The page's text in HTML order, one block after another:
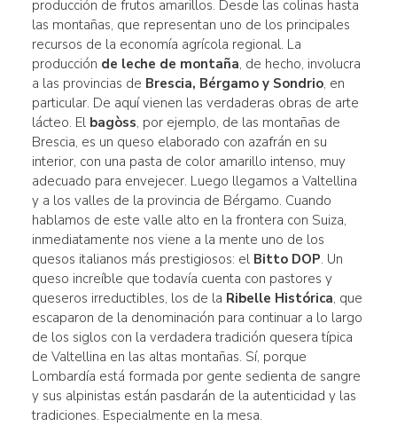
producción de frutos amarillos. Desde las colinas hasta
las montañas, que representan uno de los principales
recursos de la economía agrícola regional. La
producción de leche de montaña, de hecho, involucra
a las provincias de Brescia, Bérgamo y Sondrio, en
particular. De aquí vienen las verdaderas obras de arte
lácteo. El bagòss, por ejemplo, de las montañas de
Brescia, es un queso elaborado con azafrán en su
interior, con una pasta de color amarillo intenso, muy
adecuado para envejecer. Luego llegamos a Valtellina
y a los valles de la provincia de Bérgamo. Cuando
hablamos de este valle alto en la frontera con Suiza,
inmediatamente nos viene a la mente uno de los
quesos italianos más prestigiosos: el Bitto DOP. Un
queso increíble que todavía cuenta con pastores y
queseros irreductibles, los de la Ribelle Histórica, que
escaparon de la denominación para continuar a lo largo
de los siglos con la verdadera tradición quesera típica
de Valtellina en las altas montañas. Sí, porque
Lombardía está formada por gente sedienta de sangre
y sus alpinistas están pasdarán de la autenticidad y las
tradiciones. Especialmente en la mesa.